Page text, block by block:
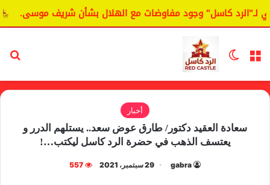
كاسل" وجود مفاوضات مع الهلال بشأن شريف موسى.
القائمة الوضع المظلم
أخبار
سعادة العقيد دكتور/ طارق عوض سعد.. يستلهم الدرر و
يعتسف الذهب في حضرة الرد كاسل ليكتب…!
gabra 29 سبتمبر، 2021 557